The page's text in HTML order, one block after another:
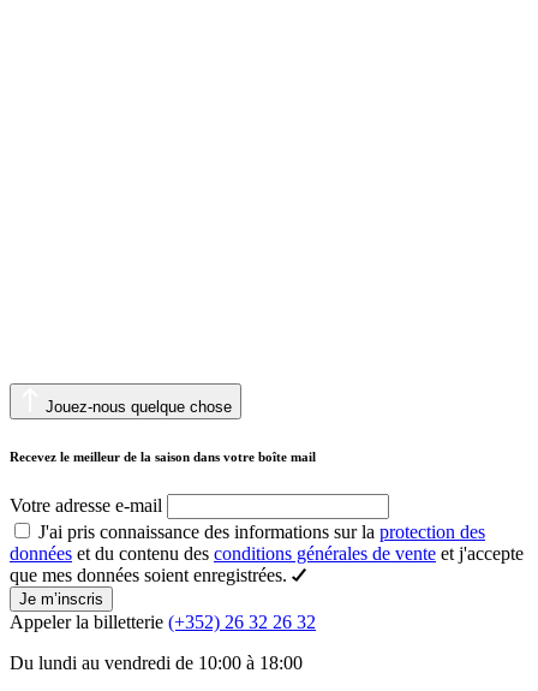
Jouez-nous quelque chose
Recevez le meilleur de la saison dans votre boîte mail
Votre adresse e-mail
J'ai pris connaissance des informations sur la protection des
données et du contenu des conditions générales de vente et j'accepte
que mes données soient enregistrées.
Je m’inscris
Appeler la billetterie (+352) 26 32 26 32
Du lundi au vendredi de 10:00 à 18:00